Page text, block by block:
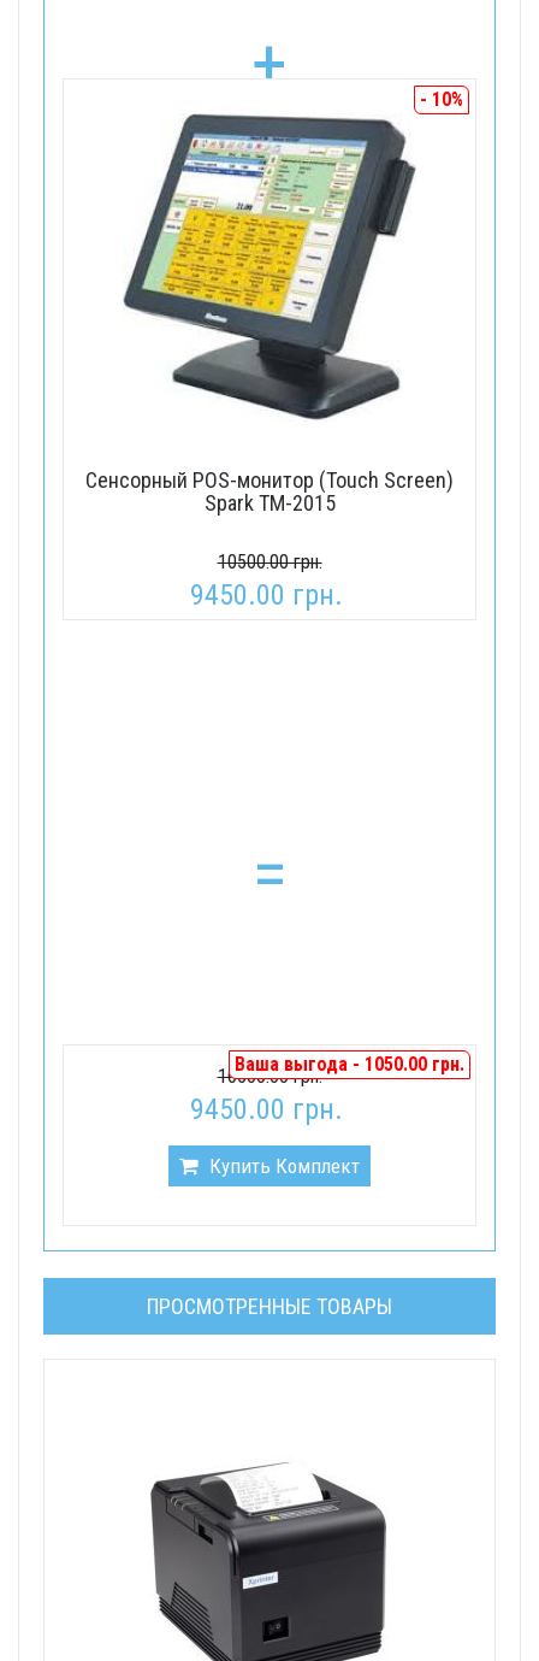
+ - 10%
Сенсорный POS-монитор (Touch Screen)
Spark TM-2015
10500.00 грн.
9450.00 грн.
=
Ваша выгода - 1050.00 грн.
10500.00 грн.
9450.00 грн.
Купить Комплект
ПРОСМОТРЕННЫЕ ТОВАРЫ